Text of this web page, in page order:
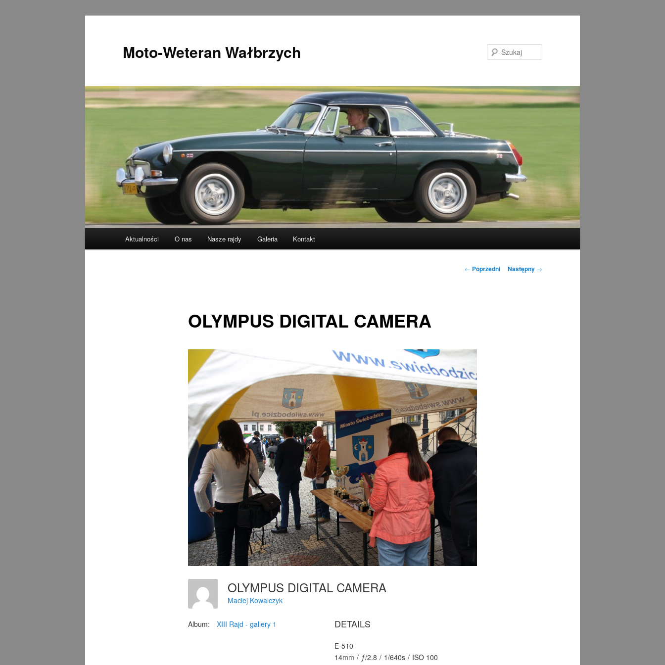
Moto-Weteran Wałbrzych
Aktualności O nas Nasze rajdy Galeria Kontakt
Nawigacja
← Poprzedni Następny →
OLYMPUS DIGITAL CAMERA
OLYMPUS DIGITAL CAMERA
Maciej Kowalczyk
Album: XIII Rajd - gallery 1 DETAILS
E-510
14mm / ƒ/2.8 / 1/640s / ISO 100